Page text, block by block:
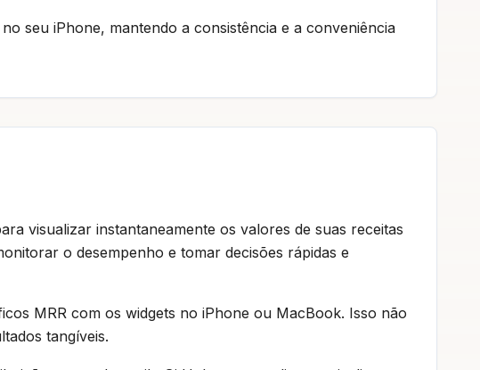
seu iPhone, mantendo a consistência e a conveniência
visualizar instantaneamente os valores de suas receitas
o desempenho e tomar decisões rápidas e
MRR com os widgets no iPhone ou MacBook. Isso não
tangíveis.